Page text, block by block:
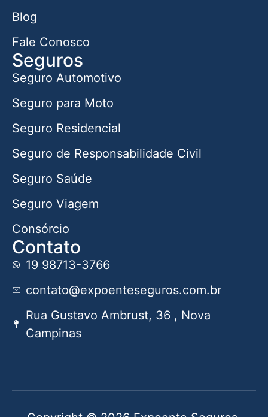
Blog
Fale Conosco
Seguros
Seguro Automotivo
Seguro para Moto
Seguro Residencial
Seguro de Responsabilidade Civil
Seguro Saúde
Seguro Viagem
Consórcio
Contato
19 98713-3766
contato@expoenteseguros.com.br
Rua Gustavo Ambrust, 36 , Nova
Campinas